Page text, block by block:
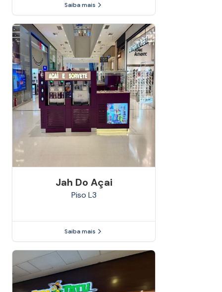
Saiba mais
Jah Do Açai
Piso L3
Saiba mais